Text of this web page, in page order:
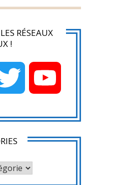
RÉSEAUX
!
Twitter